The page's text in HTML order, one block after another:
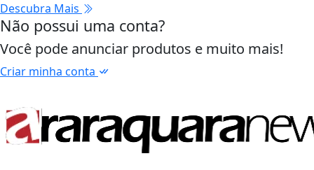
Descubra Mais
Não possui uma conta?
Você pode anunciar produtos e muito mais!
Criar minha conta